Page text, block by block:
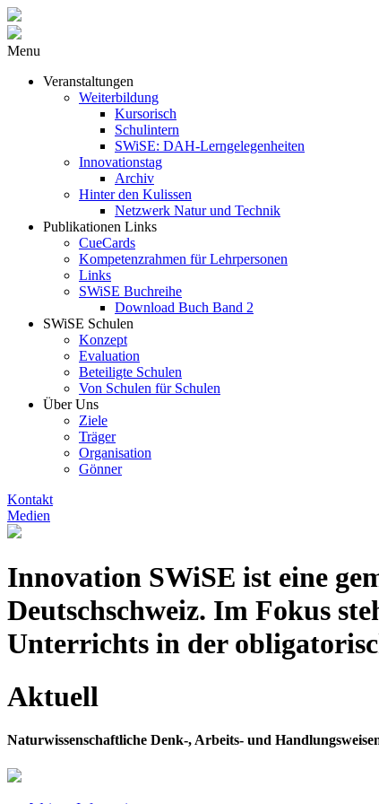
Menu
Veranstaltungen
Weiterbildung
Kursorisch
Schulintern
SWiSE: DAH-Lerngelegenheiten
Innovationstag
Archiv
Hinter den Kulissen
Netzwerk Natur und Technik
Publikationen Links
CueCards
Kompetenzrahmen für Lehrpersonen
Links
SWiSE Buchreihe
Download Buch Band 2
SWiSE Schulen
Konzept
Evaluation
Beteiligte Schulen
Von Schulen für Schulen
Über Uns
Ziele
Träger
Organisation
Gönner
Kontakt
Medien
Innovation SWiSE ist eine
Deutschschweiz. Im Fokus
Unterrichts in der
Aktuell
Naturwissenschaftliche Denk-, Arbeits- und